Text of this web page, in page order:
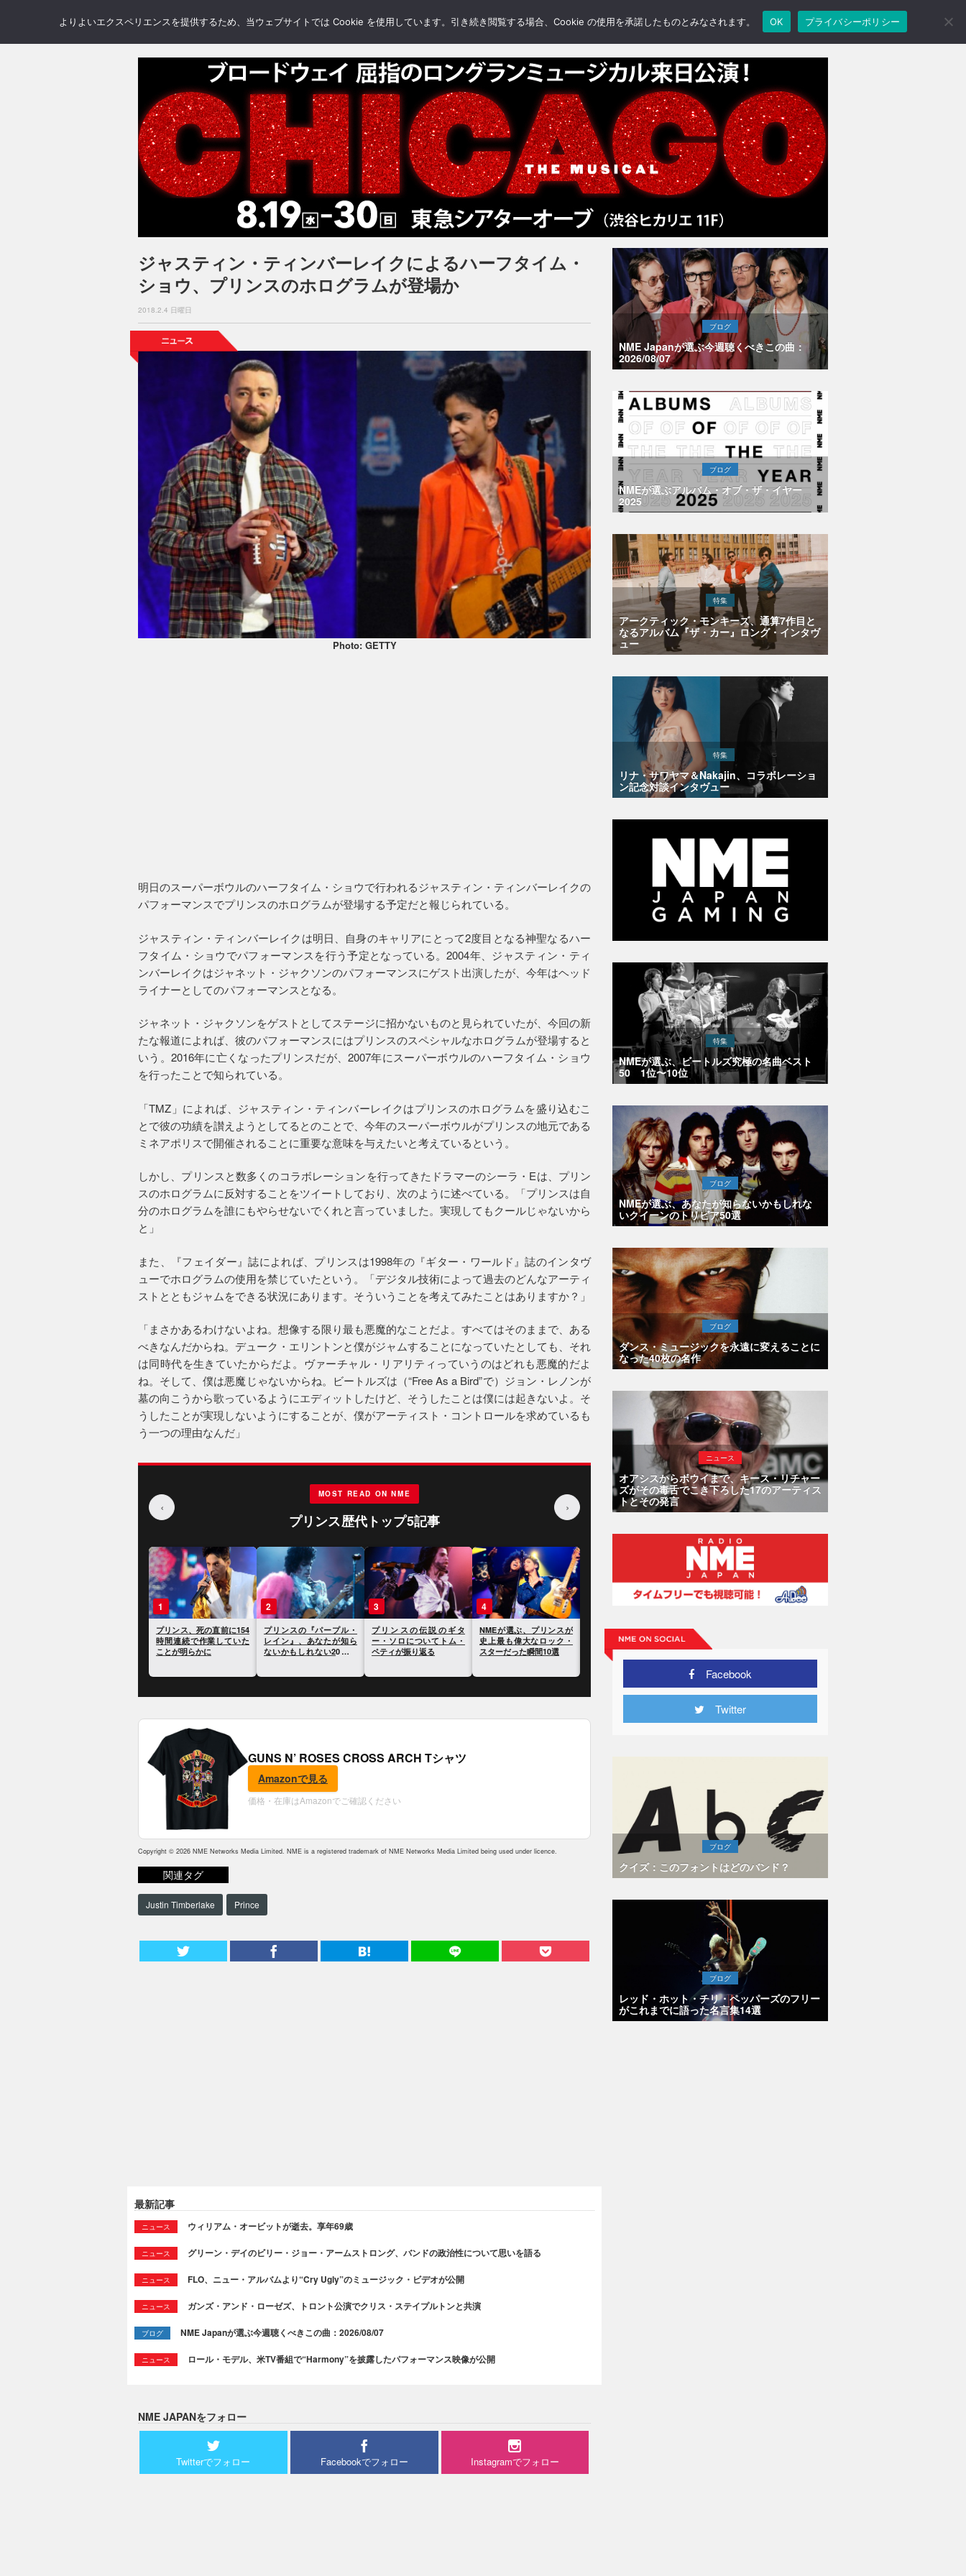
NEWS REVIEWS GALLERY BLOGS FEATURE
ジャスティン・ティンバーレイクによるハーフタイム・
ショウ、プリンスのホログラムが登場か
2018.2.4 日曜日
Photo: GETTY
明日のスーパーボウルのハーフタイム・ショウで行われるジャスティン・ティンバーレイクの
パフォーマンスでプリンスのホログラムが登場する予定だと報じられている。
ジャスティン・ティンバーレイクは明日、自身のキャリアにとって2度目となる神聖なるハー
フタイム・ショウでパフォーマンスを行う予定となっている。2004年、ジャスティン・ティ
ンバーレイクはジャネット・ジャクソンのパフォーマンスにゲスト出演したが、今年はヘッド
ライナーとしてのパフォーマンスとなる。
ジャネット・ジャクソンをゲストとしてステージに招かないものと見られていたが、今回の新
たな報道によれば、彼のパフォーマンスにはプリンスのスペシャルなホログラムが登場すると
いう。2016年に亡くなったプリンスだが、2007年にスーパーボウルのハーフタイム・ショウ
を行ったことで知られている。
「TMZ」によれば、ジャスティン・ティンバーレイクはプリンスのホログラムを盛り込むこ
とで彼の功績を讃えようとしてるとのことで、今年のスーパーボウルがプリンスの地元である
ミネアポリスで開催されることに重要な意味を与えたいと考えているという。
しかし、プリンスと数多くのコラボレーションを行ってきたドラマーのシーラ・Eは、プリン
スのホログラムに反対することをツイートしており、次のように述べている。「プリンスは自
分のホログラムを誰にもやらせないでくれと言っていました。実現してもクールじゃないから
と」
また、『フェイダー』誌によれば、プリンスは1998年の『ギター・ワールド』誌のインタヴ
ューでホログラムの使用を禁じていたという。「デジタル技術によって過去のどんなアーティ
ストとともジャムをできる状況にあります。そういうことを考えてみたことはありますか？」
「まさかあるわけないよね。想像する限り最も悪魔的なことだよ。すべてはそのままで、ある
べきなんだからね。デューク・エリントンと僕がジャムすることになっていたとしても、それ
は同時代を生きていたからだよ。ヴァーチャル・リアリティっていうのはどれも悪魔的だよ
ね。そして、僕は悪魔じゃないからね。ビートルズは（“Free As a Bird”で）ジョン・レノンが
墓の向こうから歌っているようにエディットしたけど、そうしたことは僕には起きないよ。そ
うしたことが実現しないようにすることが、僕がアーティスト・コントロールを求めているも
う一つの理由なんだ」
‹
MOST READ ON NME
プリンス歴代トップ5記事
›
プリンス、死の直前に154
時間連続で作業していた
ことが明らかに
2
プリンスの『パープル・
レイン』、あなたが知ら
ないかもしれない20のト
3
プリンスの伝説のギタ
ー・ソロについてトム・
ペティが振り返る
4
NMEが選ぶ、プリンスが
史上最も偉大なロック・
スターだった瞬間10選
5
プリンス、生前に遺した
文書の中でケイティー・
ペリーやエド・シーラン
GUNS N’ ROSES CROSS ARCH Tシャツ
Amazonで見る
価格・在庫はAmazonでご確認ください
Copyright © 2026 NME Networks Media Limited. NME is a registered trademark of NME Networks Media Limited being used under licence.
関連タグ
Justin Timberlake Prince
最新記事
ニュース ウィリアム・オービットが逝去。享年69歳
ニュース グリーン・デイのビリー・ジョー・アームストロング、バンドの政治性について思いを語る
ニュース FLO、ニュー・アルバムより“Cry Ugly”のミュージック・ビデオが公開
ニュース ガンズ・アンド・ローゼズ、トロント公演でクリス・ステイプルトンと共演
ブログ NME Japanが選ぶ今週聴くべきこの曲：2026/08/07
ニュース ロール・モデル、米TV番組で“Harmony”を披露したパフォーマンス映像が公開
NME JAPANをフォロー
Twitterでフォロー Facebookでフォロー Instagramでフォロー
ブログ
NME Japanが選ぶ今週聴くべきこの曲：
2026/08/07
ブログ
NMEが選ぶアルバム・オブ・ザ・イヤー
2025
特集
アークティック・モンキーズ、通算7作目と
なるアルバム『ザ・カー』ロング・インタヴ
ュー
特集
リナ・サワヤマ＆Nakajin、コラボレーショ
ン記念対談インタヴュー
特集
NMEが選ぶ、ビートルズ究極の名曲ベスト
50 1位〜10位
ブログ
NMEが選ぶ、あなたが知らないかもしれな
いクイーンのトリビア50選
ブログ
ダンス・ミュージックを永遠に変えることに
なった40枚の名作
ニュース
オアシスからボウイまで、キース・リチャー
ズがその毒舌でこき下ろした17のアーティス
トとその発言
Facebook
Twitter
ブログ
クイズ：このフォントはどのバンド？
ブログ
レッド・ホット・チリ・ペッパーズのフリー
がこれまでに語った名言集14選
よりよいエクスペリエンスを提供するため、当ウェブサイトでは Cookie を使用しています。引き続き閲覧する場合、Cookie の使用を承諾したものとみなされます。 OK プライバシーポリシー